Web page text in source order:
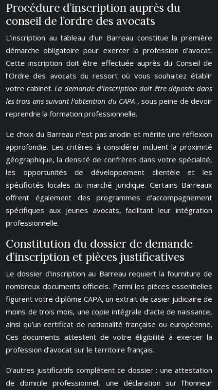
Procédure d’inscription auprès du
conseil de l’ordre des avocats
L’inscription au tableau d’un Barreau constitue la première
démarche obligatoire pour exercer la profession d’avocat.
Cette inscription doit être effectuée auprès du Conseil de
l’Ordre des avocats du ressort où vous souhaitez établir
votre cabinet.La demande d’inscription doit être déposée dans
les trois ans suivant l’obtention du CAPA , sous peine de devoir
reprendre la formation professionnelle.
Le choix du Barreau n’est pas anodin et mérite une réflexion
approfondie. Les critères à considérer incluent la proximité
géographique, la densité de confrères dans votre spécialité,
les opportunités de développement clientèle et les
spécificités locales du marché juridique. Certains Barreaux
offrent également des programmes d’accompagnement
spécifiques aux jeunes avocats, facilitant leur intégration
professionnelle.
Constitution du dossier de demande
d’inscription et pièces justificatives
Le dossier d’inscription au Barreau requiert la fourniture de
nombreux documents officiels. Parmi les pièces essentielles
figurent votre diplôme CAPA, un extrait de casier judiciaire de
moins de trois mois, une copie intégrale d’acte de naissance,
ainsi qu’un certificat de nationalité française ou européenne.
Ces documents attestent de votre éligibilité à exercer la
profession d’avocat sur le territoire français.
D’autres justificatifs complètent ce dossier : une attestation
de domicile professionnel, une déclaration sur l’honneur